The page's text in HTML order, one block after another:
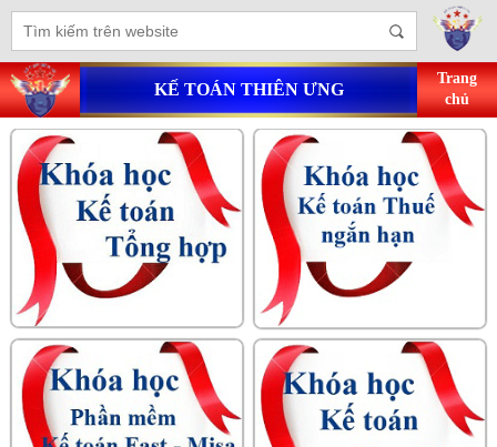
KẾ TOÁN THIÊN ƯNG
Trang
chủ